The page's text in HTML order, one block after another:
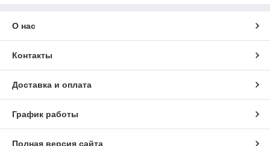
О нас
Контакты
Доставка и оплата
График работы
Полная версия сайта